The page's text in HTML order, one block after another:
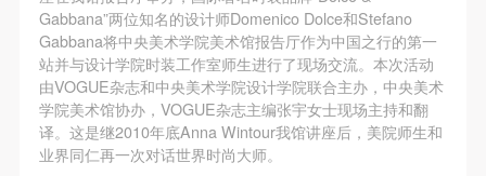
Gabbana”两位知名的设计师Domenico Dolce和Stefano
Gabbana将中央美术学院美术馆报告厅作为中国之行的第一
站并与设计学院时装工作室师生进行了现场交流。本次活动
由VOGUE杂志和中央美术学院设计学院联合主办，中央美术
学院美术馆协办，VOGUE杂志主编张宇女士现场主持和翻
译。这是继2010年底Anna Wintour我馆讲座后，美院师生和
业界同仁再一次对话世界时尚大师。
作发表、出版。中央美术学院可以以电子、网络及其
它数字媒体形式公开出版，并同意编入《中国知识资
源总库》《中央美术学院资料库》《中央美术学院美
术馆资料库》等相关资料、文献、档案机构和平台，
在中央美术学院中使用和在互联网上传播，同意按相
关“章程”规定享受相关权益。
作发表、出版。中央美术学院可以以电子、网络及其
它数字媒体形式公开出版，并同意编入《中国知识资
源总库》《中央美术学院资料库》《中央美术学院美
术馆资料库》等相关资料、文献、档案机构和平台，
在中央美术学院中使用和在互联网上传播，同意按相
关“章程”规定享受相关权益。
作发表、出版。中央美术学院可以以电子、网络及其
它数字媒体形式公开出版，并同意编入《中国知识资
源总库》《中央美术学院资料库》《中央美术学院美
术馆资料库》等相关资料、文献、档案机构和平台，
在中央美术学院中使用和在互联网上传播，同意按相
关“章程”规定享受相关权益。